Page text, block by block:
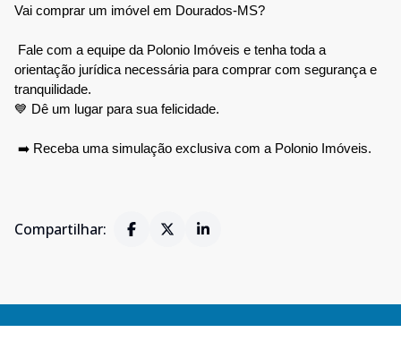
Vai comprar um imóvel em Dourados-MS?
orientação jurídica necessária para comprar com segurança e
tranquilidade.
💙 Dê um lugar para sua felicidade.
➡️ Receba uma simulação exclusiva com a Polonio Imóveis.
Compartilhar: